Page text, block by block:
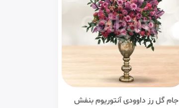
جام گل رز داوودی آنتوریوم بنفش